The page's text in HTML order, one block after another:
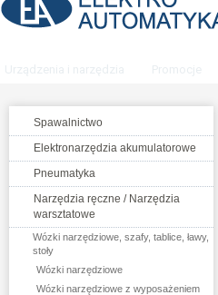
Spawalnictwo
Elektronarzędzia akumulatorowe
Pneumatyka
Narzędzia ręczne / Narzędzia
warsztatowe
Wózki narzędziowe, szafy, tablice, ławy,
stoły
Wózki narzędziowe
Wózki narzędziowe z wyposażeniem